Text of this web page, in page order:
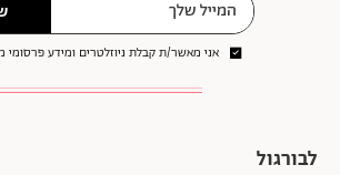
אני מאשר/ת קבלת ניוזלטרים ומידע פרסומי
לבורגול